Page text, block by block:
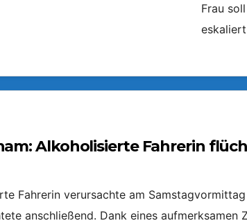
Frau
Alkoholisierte Fahrerin
Fahrerin verursachte am
anschließend. Dank eines aufmerksamen